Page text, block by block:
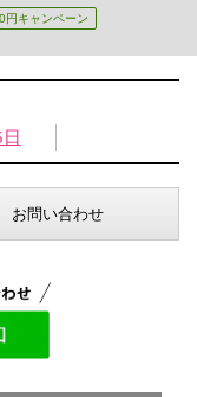
円キャンペーン
お問い合わせ